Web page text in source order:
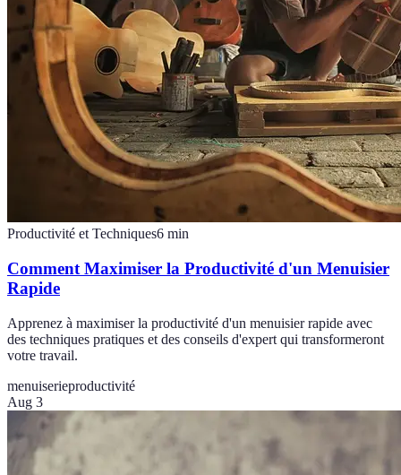
Productivité et Techniques6 min
Comment Maximiser la Productivité d'un Menuisier
Rapide
Apprenez à maximiser la productivité d'un menuisier rapide avec
des techniques pratiques et des conseils d'expert qui transformeront
votre travail.
menuiserieproductivité
Aug 3